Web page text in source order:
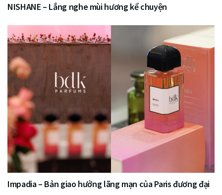
NISHANE – Lắng nghe mùi hương kể chuyện
Impadia – Bản giao hưởng lãng mạn của Paris đương đại